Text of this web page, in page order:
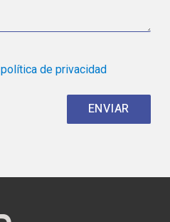
política de privacidad